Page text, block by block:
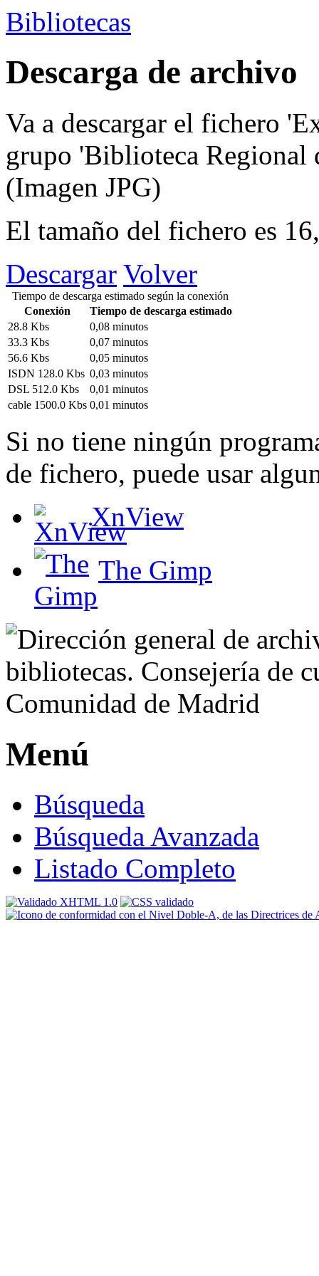
Bibliotecas
Descarga de archivo
Va a descargar el fichero
grupo 'Biblioteca Regional
(Imagen JPG)
El tamaño del fichero es
Descargar Volver
Tiempo de descarga estimado según la conexión
Conexión
Tiempo de descarga estimado
28.8 Kbs
0,08 minutos
33.3 Kbs
0,07 minutos
56.6 Kbs
0,05 minutos
ISDN 128.0 Kbs 0,03 minutos
DSL 512.0 Kbs
0,01 minutos
cable 1500.0 Kbs 0,01 minutos
Si no tiene ningún
de fichero, puede usar
XnView
The Gimp
Menú
Búsqueda
Búsqueda Avanzada
Listado Completo